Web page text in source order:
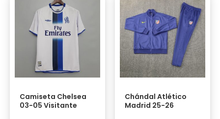
Camiseta Chelsea
03-05 Visitante
Chándal Atlético
Madrid 25-26